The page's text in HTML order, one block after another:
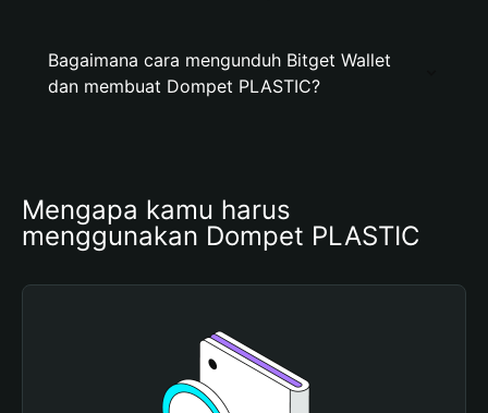
Bagaimana cara mengunduh Bitget Wallet
dan membuat Dompet PLASTIC?
Mengapa kamu harus
menggunakan Dompet PLASTIC